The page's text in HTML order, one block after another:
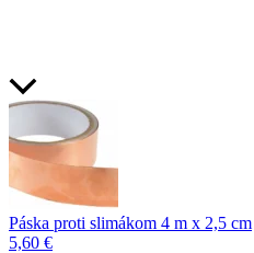
Páska proti slimákom 4 m x 2,5 cm
5,60 €